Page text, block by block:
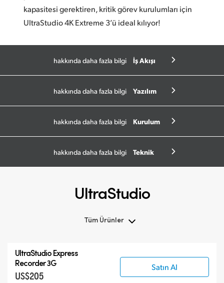
kapasitesi gerektiren, kritik görev kurulumları için
UltraStudio 4K Extreme 3’ü ideal kılıyor!
hakkında daha fazla bilgi İş Akışı
hakkında daha fazla bilgi Yazılım
hakkında daha fazla bilgi Kurulum
hakkında daha fazla bilgi Teknik
UltraStudio
Tüm Ürünler
UltraStudio Mini
UltraStudio Express
UltraStudio Express
Recorder 3G
US$205
Satın Al